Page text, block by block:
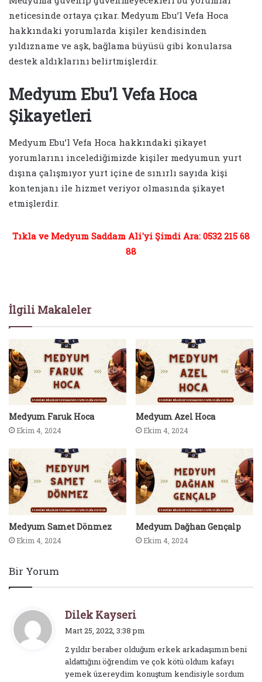
neticesinde ortaya çıkar. Medyum Ebu’l Vefa Hoca
hakkındaki yorumlarda kişiler kendisinden
yıldızname ve aşk, bağlama büyüsü gibi konularsa
destek aldıklarını belirtmişlerdir.
Medyum Ebu’l Vefa Hoca
Şikayetleri
Medyum Ebu’l Vefa Hoca hakkındaki şikayet
yorumlarını incelediğimizde kişiler medyumun yurt
dışına çalışmıyor yurt içine de sınırlı sayıda kişi
kontenjanı ile hizmet veriyor olmasında şikayet
etmişlerdir.
Tıkla ve Medyum Saddam Ali'yi Şimdi Ara: 0532 215 68
88
İlgili Makaleler
Medyum Faruk Hoca
Ekim 4, 2024
Medyum Azel Hoca
Ekim 4, 2024
Medyum Samet Dönmez
Ekim 4, 2024
Medyum Dağhan Gençalp
Ekim 4, 2024
Bir Yorum
Dilek Kayseri
i
k
i
Mart 25, 2022, 3:38 pm
2 yıldır beraber olduğum erkek arkadaşımın beni
aldattığını öğrendim ve çok kötü oldum kafayı
yemek üzereydim konuştum kendisiyle sordum